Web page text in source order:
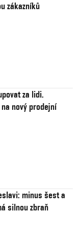
zákazníků
za lidi.
nový prodejní
minus šest a
silnou zbraň